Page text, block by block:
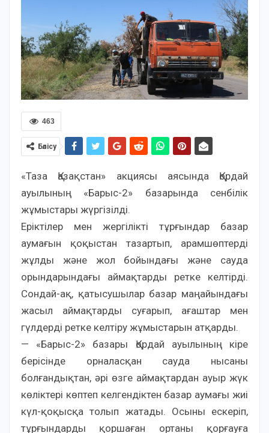
463
Бөлісу
«Таза Қазақстан» акциясы аясында Қордай
ауылының «Барыс-2» базарында сенбілік
жұмыстары жүргізілді.
Еріктілер мен жергілікті тұрғындар базар
аумағын қоқыстан тазартып, арамшөптерді
жұлды және жол бойындағы және сауда
орындарындағы аймақтарды ретке келтірді.
Сондай-ақ, қатысушылар базар маңайындағы
жасыл аймақтарды суғарып, ағаштар мен
гүлдерді ретке келтіру жұмыстарын атқарды.
— «Барыс-2» базары Қордай ауылының кіре
берісінде орналасқан сауда нысаны
болғандықтан, әрі өзге аймақтардан ауыр жүк
көліктері көптеп келгендіктен базар аумағы жиі
күл-қоқысқа толып жатады. Осыны ескеріп,
тұрғындарды қоршаған ортаны қорғауға